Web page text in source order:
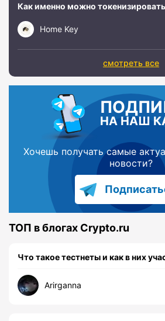
Как именно можно
Home Key
смотреть все
НА НАШ
Хочешь получать самые
новости?
ТОП в блогах Crypto.ru
Что такое тестнеты и как в них
Arirganna